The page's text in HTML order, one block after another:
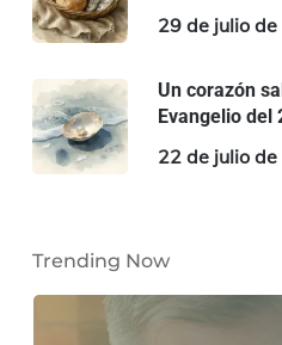
29 de julio
Un corazón
Evangelio del
22 de julio
Trending Now